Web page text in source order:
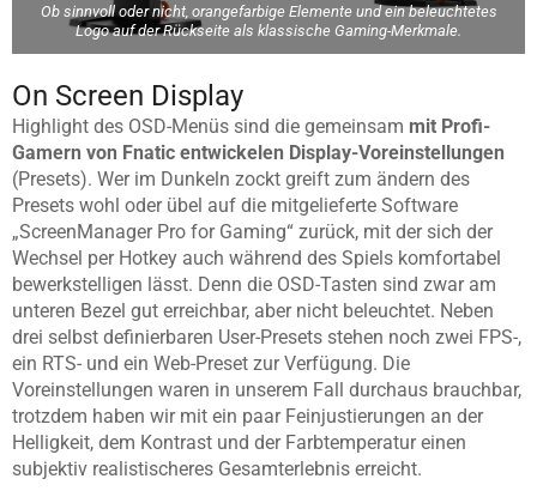
Ob sinnvoll oder nicht, orangefarbige Elemente und ein beleuchtetes
Logo auf der Rückseite als klassische Gaming-Merkmale.
On Screen Display
Highlight des OSD-Menüs sind die gemeinsam mit Profi-
Gamern von Fnatic entwickelen Display-Voreinstellungen
(Presets). Wer im Dunkeln zockt greift zum ändern des
Presets wohl oder übel auf die mitgelieferte Software
„ScreenManager Pro for Gaming“ zurück, mit der sich der
Wechsel per Hotkey auch während des Spiels komfortabel
bewerkstelligen lässt. Denn die OSD-Tasten sind zwar am
unteren Bezel gut erreichbar, aber nicht beleuchtet. Neben
drei selbst definierbaren User-Presets stehen noch zwei FPS-,
ein RTS- und ein Web-Preset zur Verfügung. Die
Voreinstellungen waren in unserem Fall durchaus brauchbar,
trotzdem haben wir mit ein paar Feinjustierungen an der
Helligkeit, dem Kontrast und der Farbtemperatur einen
subjektiv realistischeres Gesamterlebnis erreicht.